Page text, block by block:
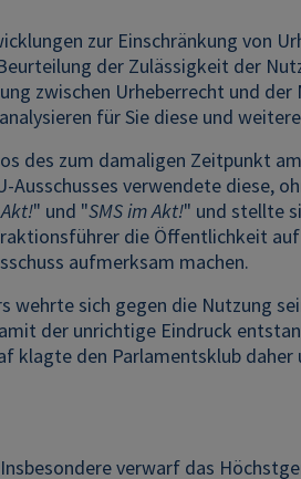
zur Einschränkung von
der Zulässigkeit der
zwischen Urheberrecht und
für Sie diese und
des zum damaligen Zeitpunkt
verwendete diese,
" und "SMS im Akt!" und stellte
die Öffentlichkeit
aufmerksam machen.
wehrte sich gegen die Nutzung
der unrichtige Eindruck
klagte den Parlamentsklub
verwarf das